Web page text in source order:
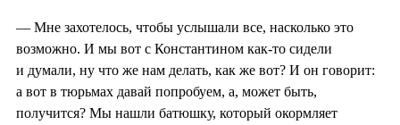
— Мне захотелось, чтобы услышали все, насколько это
возможно. И мы вот с Константином как-то сидели
и думали, ну что же нам делать, как же вот? И он говорит:
а вот в тюрьмах давай попробуем, а, может быть,
получится? Мы нашли батюшку, который окормляет